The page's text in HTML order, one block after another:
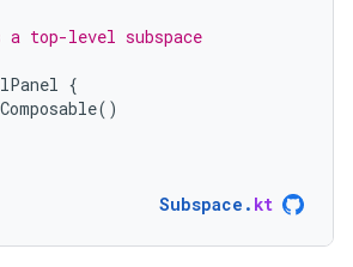
top-level subspace
{
()
Subspace . kt